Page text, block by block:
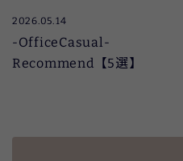
2026.05.14
‐OfficeCasual‐
Recommend【5選】